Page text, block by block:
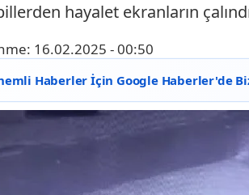
hayalet ekranların
16.02.2025 - 00:50
Haberler İçin Google Haberler'de